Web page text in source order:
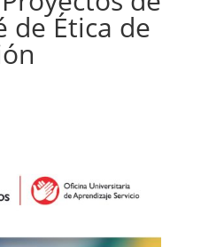
de Ética de